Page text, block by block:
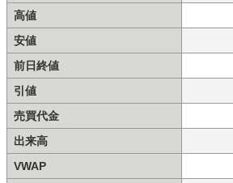
高値
安値
前日終値
引値
売買代金
出来高
VWAP